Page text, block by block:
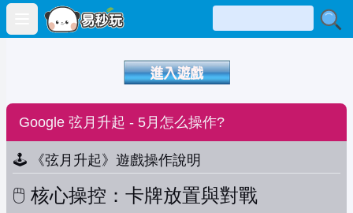
Open main menu
Google 弦月升起 - 5月怎么操作?
🕹️ 《弦月升起》遊戲操作說明
🖱️ 核心操控：卡牌放置與對戰